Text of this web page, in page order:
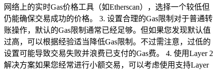
网络上的实时Gas价格工具（如Etherscan），选择一个较低但
仍能确保交易成功的价格。 3. 设置合理的Gas限制对于普通转
账操作，默认的Gas限制通常已经足够。但如果您发现默认值
过高，可以根据经验适当降低Gas限制。不过需注意，过低的
设置可能导致交易失败并浪费已支付的Gas费。 4. 使用Layer 2
解决方案如果您经常进行小额交易，可以考虑使用支持Layer